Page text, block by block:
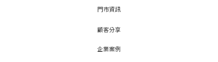
門市資訊
顧客分享
企業案例